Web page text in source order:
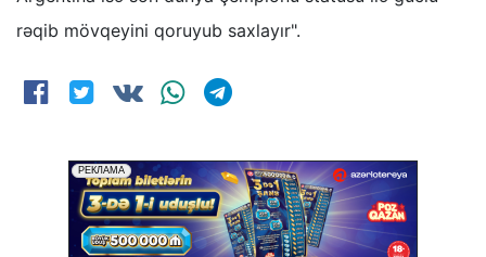
rəqib mövqeyini qoruyub saxlayır".